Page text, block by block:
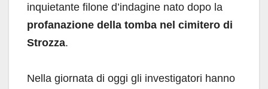
inquietante filone d’indagine nato dopo la
profanazione della tomba nel cimitero di
Strozza.
Nella giornata di oggi gli investigatori hanno